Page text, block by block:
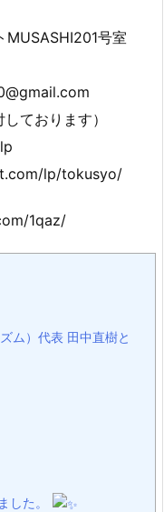
MUSASHI201号室
ております）
lp/tokusyo/
1qaz/
ム）代表 田中直樹と
した。